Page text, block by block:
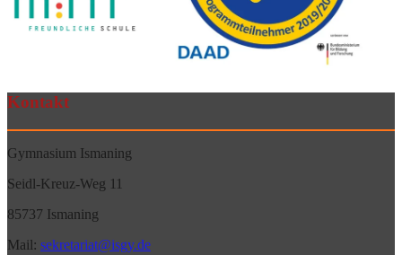
Kontakt
Gymnasium Ismaning
Seidl-Kreuz-Weg 11
85737 Ismaning
Mail: sekretariat@isgy.de